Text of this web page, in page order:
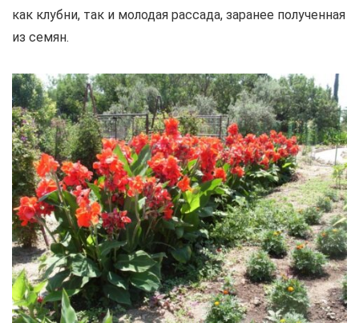
как клубни, так и молодая рассада, заранее полученная
из семян.